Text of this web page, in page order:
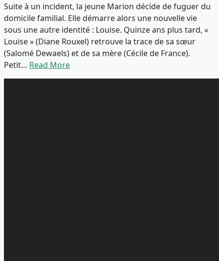
Suite à un incident, la jeune Marion décide de fuguer du
domicile familial. Elle démarre alors une nouvelle vie
sous une autre identité : Louise. Quinze ans plus tard, «
Louise » (Diane Rouxel) retrouve la trace de sa sœur
(Salomé Dewaels) et de sa mère (Cécile de France).
Petit… Read More